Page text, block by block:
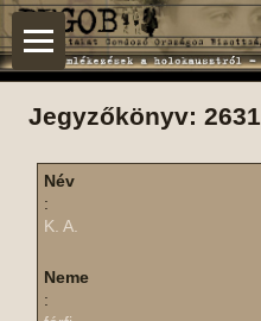
Jegyzőkönyv: 2631
Név
:
K. A.
Neme
: